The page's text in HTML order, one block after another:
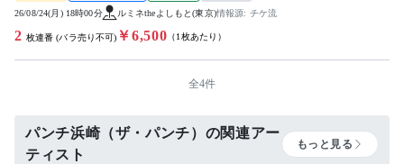
26/08/24(月) 18時00分 ルミネtheよしもと(東京)情報源: チケ流
2 枚連番 (バラ売り不可) ￥6,500 （1枚あたり）
全4件
パンチ浜崎（ザ・パンチ）の関連アー
ティスト
もっと見る